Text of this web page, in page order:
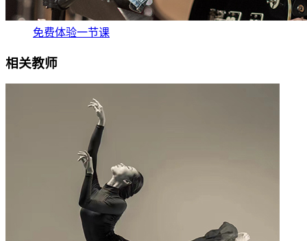
免费体验一节课
相关教师